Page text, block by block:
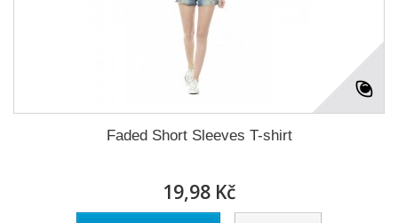
Faded Short Sleeves T-shirt
19,98 Kč